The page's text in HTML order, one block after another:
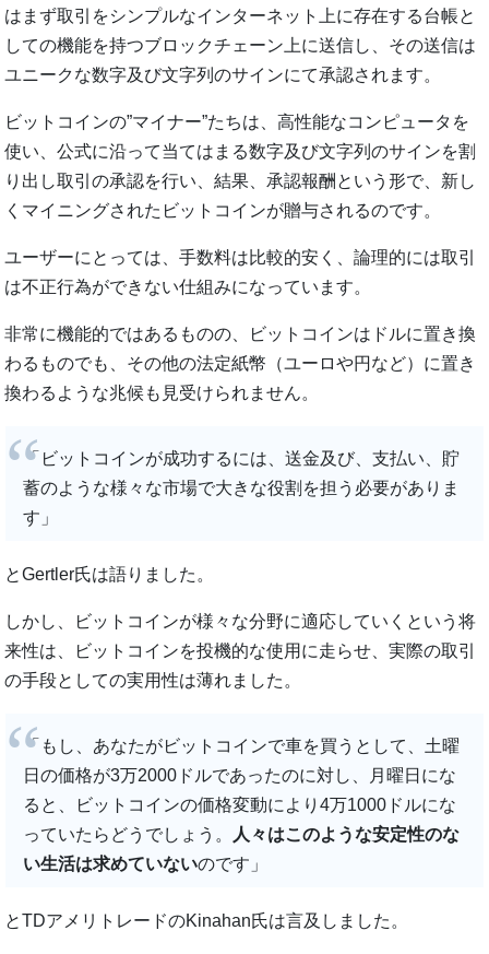
はまず取引をシンプルなインターネット上に存在する台帳と
しての機能を持つブロックチェーン上に送信し、その送信は
ユニークな数字及び文字列のサインにて承認されます。
ビットコインの”マイナー”たちは、高性能なコンピュータを
使い、公式に沿って当てはまる数字及び文字列のサインを割
り出し取引の承認を行い、結果、承認報酬という形で、新し
くマイニングされたビットコインが贈与されるのです。
ユーザーにとっては、手数料は比較的安く、論理的には取引
は不正行為ができない仕組みになっています。
非常に機能的ではあるものの、ビットコインはドルに置き換
わるものでも、その他の法定紙幣（ユーロや円など）に置き
換わるような兆候も見受けられません。
「ビットコインが成功するには、送金及び、支払い、貯
蓄のような様々な市場で大きな役割を担う必要がありま
す」
とGertler氏は語りました。
しかし、ビットコインが様々な分野に適応していくという将
来性は、ビットコインを投機的な使用に走らせ、実際の取引
の手段としての実用性は薄れました。
「もし、あなたがビットコインで車を買うとして、土曜
日の価格が3万2000ドルであったのに対し、月曜日にな
ると、ビットコインの価格変動により4万1000ドルにな
っていたらどうでしょう。
人々はこのような安定性のな
い生活は求めていないのです」
とTDアメリトレードのKinahan氏は言及しました。